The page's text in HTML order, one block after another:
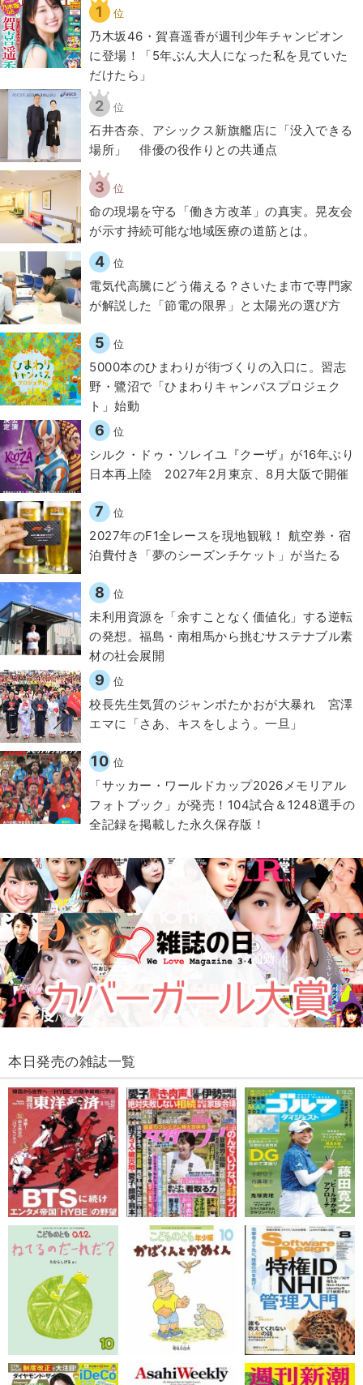
1 位
乃木坂46・賀喜遥香が週刊少年チャンピオン
に登場！「5年ぶん大人になった私を見ていた
だけたら」
2 位
石井杏奈、アシックス新旗艦店に「没入できる
場所」 俳優の役作りとの共通点
3 位
​命の現場を守る「働き方改革」の真実。晃友会
が示す持続可能な地域医療の道筋とは。
4 位
電気代高騰にどう備える？さいたま市で専門家
が解説した「節電の限界」と太陽光の選び方
5 位
5000本のひまわりが街づくりの入口に。習志
野・鷺沼で「ひまわりキャンパスプロジェク
ト」始動
6 位
シルク・ドゥ・ソレイユ『クーザ』が16年ぶり
日本再上陸 2027年2月東京、8月大阪で開催
7 位
2027年のF1全レースを現地観戦！ 航空券・宿
泊費付き「夢のシーズンチケット」が当たる
8 位
​​未利用資源を「余すことなく価値化」する逆転
の発想。福島・南相馬から挑むサステナブル素
材の社会展開​
9 位
校長先生気質のジャンボたかおが大暴れ 宮澤
エマに「さあ、キスをしよう。一旦」
10 位
「サッカー・ワールドカップ2026メモリアル
フォトブック」が発売！104試合＆1248選手の
全記録を掲載した永久保存版！
本日発売の雑誌一覧